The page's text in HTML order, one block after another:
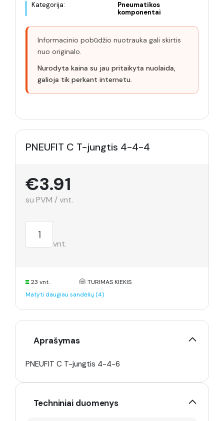
Kategorija:
Pneumatikos
komponentai
Informacinio pobūdžio nuotrauka gali skirtis
nuo originalo.
Nurodyta kaina su jau pritaikyta nuolaida,
galioja tik perkant internetu.
PNEUFIT C T-jungtis 4-4-4
€3.91
su PVM / vnt.
vnt.
23 vnt.
TURIMAS KIEKIS
Matyti daugiau sandėlių (4)
Aprašymas
PNEUFIT C T-jungtis 4-4-6
Techniniai duomenys